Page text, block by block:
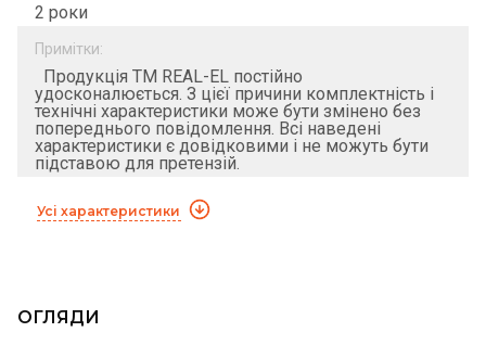
2 роки
Примітки:
Продукція ТМ REAL-EL постійно
удосконалюється. З цієї причини комплектність і
технічні характеристики може бути змінено без
попереднього повідомлення. Всі наведені
характеристики є довідковими і не можуть бути
підставою для претензій.
Усі характеристики
ОГЛЯДИ